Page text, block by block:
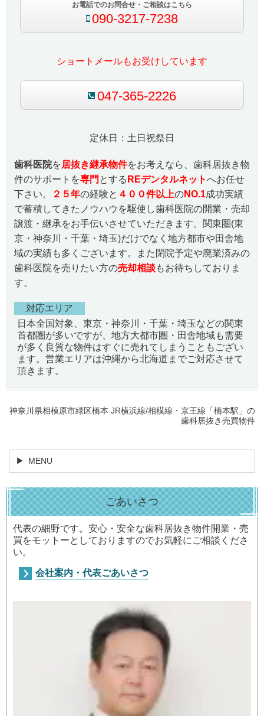
お電話でのお問合せ・ご相談はこちら
090-3217-7238
ショートメールもお受けしています
047-365-2226
定休日：土日祝祭日
歯科医院を居抜き継承物件をお考えなら、歯科居抜き物
件のサポートを専門 とする REデンタルネットへお任せ
下さい。
２５年の経験と ４００件以上のNO.1成功実績
で蓄積してきたノウハウを駆使し歯科医院の開業・売却
譲渡・継承をお手伝いさせていただきます。関東圏(東
京・神奈川・千葉・埼玉)だけでなく地方都市や田舎地
域の実績も多くございます。また閉院予定や廃業済みの
歯科医院を売りたい方の売却相談もお待ちしておりま
す。
対応エリア
日本全国対象、東京・神奈川・千葉・埼玉などの関東
首都圏が多いですが、地方大都市圏・田舎地域も需要
が多く良質な物件はすぐに売れてしまうこともござい
ます。営業エリアは沖縄から北海道までご対応させて
頂きます。
神奈川県相模原市緑区橋本 JR横浜線/相模線・京王線「橋本駅」の
歯科居抜き売買物件
MENU
ごあいさつ
代表の細野です。安心・安全な歯科居抜き物件開業・売
買をモットーとしておりますのでお気軽にご相談くださ
い。
会社案内・代表ごあいさつ